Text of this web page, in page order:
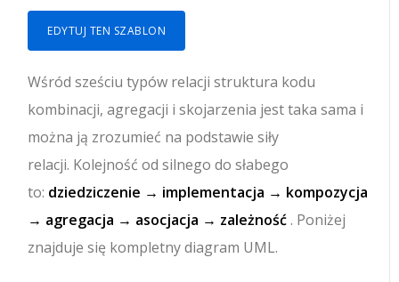
EDYTUJ TEN SZABLON
Wśród sześciu typów relacji struktura kodu
kombinacji, agregacji i skojarzenia jest taka sama i
można ją zrozumieć na podstawie siły
relacji. Kolejność od silnego do słabego
to: dziedziczenie → implementacja → kompozycja
→ agregacja → asocjacja → zależność. Poniżej
znajduje się kompletny diagram UML.